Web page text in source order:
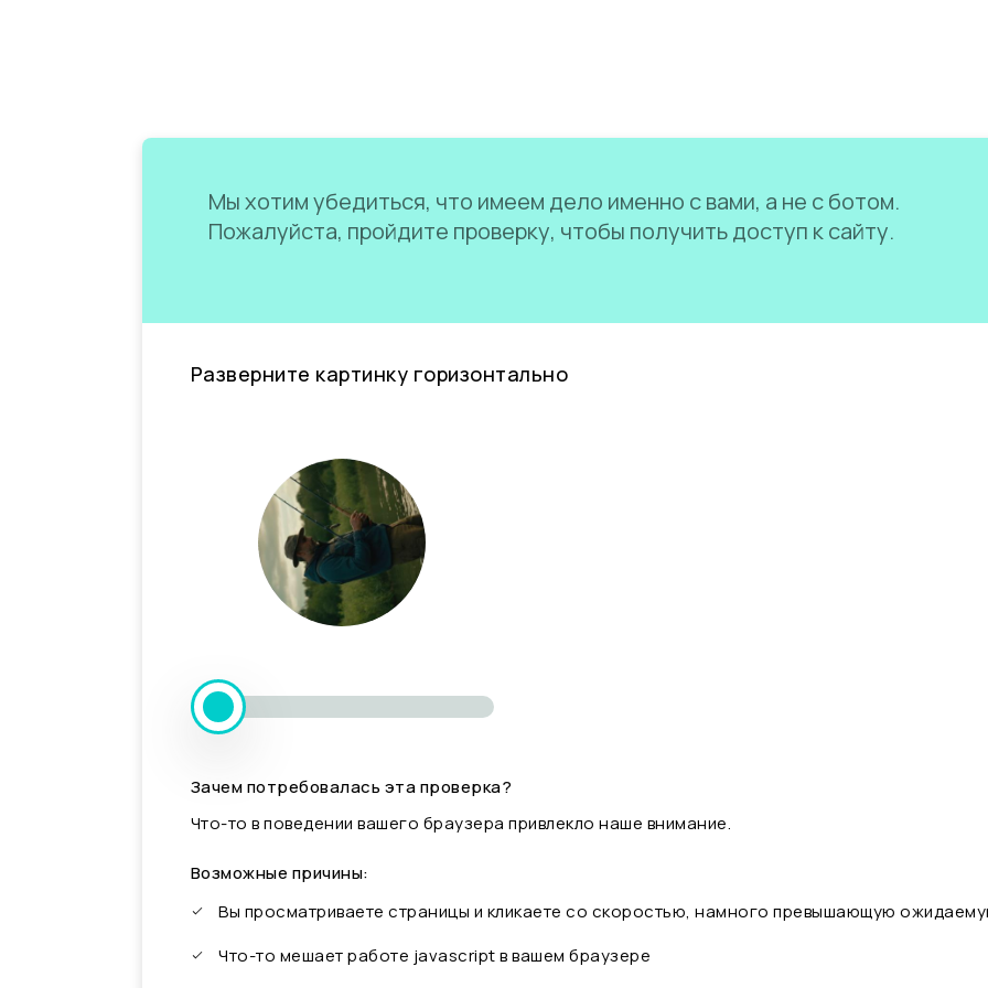
Мы хотим убедиться, что имеем дело именно с вами, а не с ботом.
Пожалуйста, пройдите проверку, чтобы получить доступ к сайту.
Разверните картинку горизонтально
Зачем потребовалась эта проверка?
Что-то в поведении вашего браузера привлекло наше внимание.
Возможные причины:
Вы просматриваете страницы и кликаете со скоростью, намного превышающую
Что-то мешает работе javascript в вашем браузере